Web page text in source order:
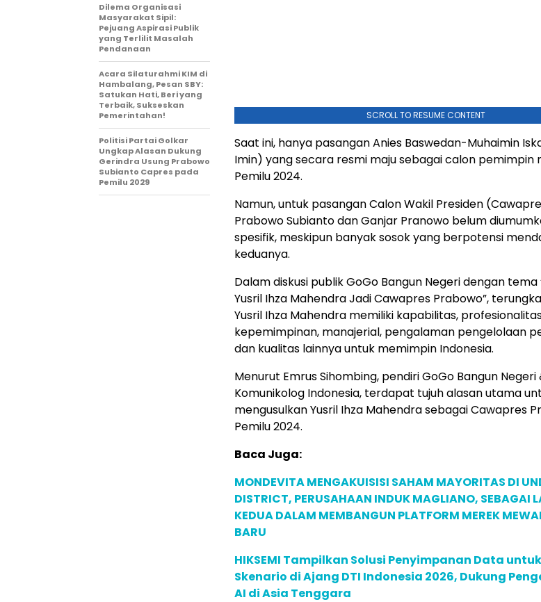
SCROLL TO RESUME CONTENT
Saat ini, hanya pasangan Anies Baswedan-Muhaimin
Imin) yang secara resmi maju sebagai calon pemimpin
Pemilu 2024.
Namun, untuk pasangan Calon Wakil Presiden
Prabowo Subianto dan Ganjar Pranowo belum
spesifik, meskipun banyak sosok yang berpotensi
keduanya.
Dalam diskusi publik GoGo Bangun Negeri dengan tema
Yusril Ihza Mahendra Jadi Cawapres Prabowo”,
Yusril Ihza Mahendra memiliki kapabilitas,
kepemimpinan, manajerial, pengalaman pengelolaan
dan kualitas lainnya untuk memimpin Indonesia.
Menurut Emrus Sihombing, pendiri GoGo Bangun Negeri
Komunikolog Indonesia, terdapat tujuh alasan utama
mengusulkan Yusril Ihza Mahendra sebagai Cawapres
Pemilu 2024.
Baca Juga:
MONDEVITA MENGAKUISISI SAHAM MAYORITAS DI
DISTRICT, PERUSAHAAN INDUK MAGLIANO, SEBAGAI
KEDUA DALAM MEMBANGUN PLATFORM MEREK
BARU
HIKSEMI Tampilkan Solusi Penyimpanan Data
Skenario di Ajang DTI Indonesia 2026, Dukung
AI di Asia Tenggara
Dilema Organisasi
Masyarakat Sipil:
Pejuang Aspirasi Publik
yang Terlilit Masalah
Pendanaan
Acara Silaturahmi KIM di
Hambalang, Pesan SBY:
Satukan Hati, Beri yang
Terbaik, Sukseskan
Pemerintahan!
Politisi Partai Golkar
Ungkap Alasan Dukung
Gerindra Usung Prabowo
Subianto Capres pada
Pemilu 2029